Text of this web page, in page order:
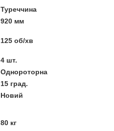
Туреччина
920 мм
125 об/хв
4 шт.
Однороторна
15 град.
Новий
80 кг